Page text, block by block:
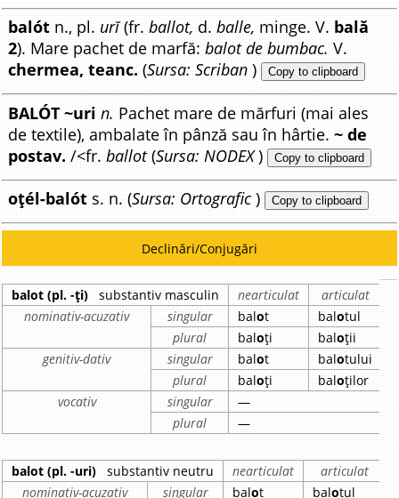
balót n., pl. urĭ(fr.ballot, d.balle, minge. V. bală
2). Mare pachet de marfă:balot de bumbac. V.
chermea, teanc. (Sursa: Scriban ) Copy to clipboard
BALÓT ~uri n. Pachet mare de mărfuri (mai ales
de textile), ambalate în pânză sau în hârtie.~ de
postav. /<fr.ballot(Sursa: NODEX) Copy to clipboard
oțél-balót s. n. (Sursa: Ortografic ) Copy to clipboard
Declinări/Conjugări
balot (pl. -ți) substantiv masculin nearticulat
articulat
nominativ-acuzativ
singular balot balotul
plural
baloți baloții
genitiv-dativ
singular balot balotului
plural
baloți baloților
vocativ
singular
—
plural
—
balot (pl. -uri) substantiv neutru nearticulat
articulat
nominativ-acuzativ
singular balot balotul